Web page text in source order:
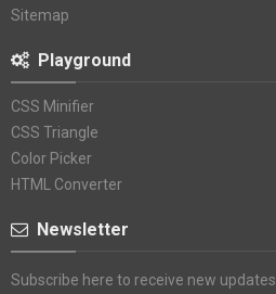
Sitemap
Playground
CSS Minifier
CSS Triangle
Color Picker
HTML Converter
Newsletter
Subscribe here to receive new updates